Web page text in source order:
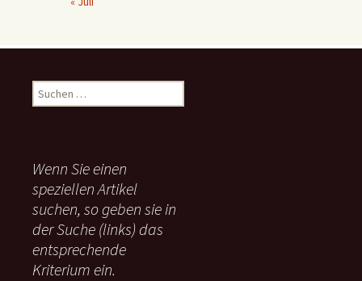
u
n
n
a
c
:
Wenn Sie einen
speziellen Artikel
suchen, so geben sie in
der Suche (links) das
entsprechende
Kriterium ein.